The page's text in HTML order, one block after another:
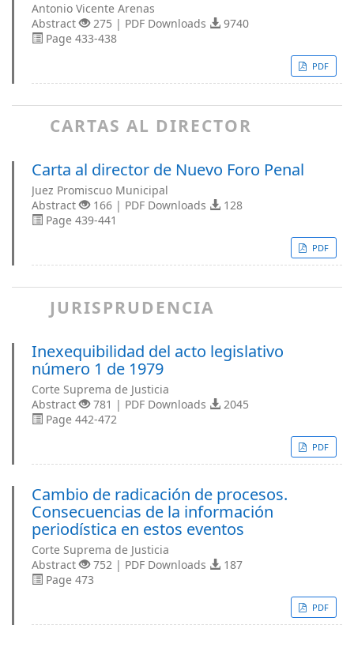
Antonio Vicente Arenas
Abstract
275 | PDF Downloads
9740
Page 433-438
PDF
CARTAS AL DIRECTOR
Carta al director de Nuevo Foro Penal
Juez Promiscuo Municipal
Abstract
166 | PDF Downloads
128
Page 439-441
PDF
JURISPRUDENCIA
Inexequibilidad del acto legislativo
número 1 de 1979
Corte Suprema de Justicia
Abstract
781 | PDF Downloads
2045
Page 442-472
PDF
Cambio de radicación de procesos.
Consecuencias de la información
periodística en estos eventos
Corte Suprema de Justicia
Abstract
752 | PDF Downloads
187
Page 473
PDF